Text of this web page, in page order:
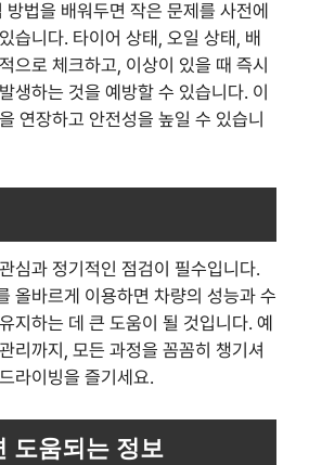
방법을 배워두면 작은 문제를 사전에
습니다. 타이어 상태, 오일 상태, 배
으로 체크하고, 이상이 있을 때 즉시
생하는 것을 예방할 수 있습니다. 이
연장하고 안전성을 높일 수 있습니
심과 정기적인 점검이 필수입니다.
올바르게 이용하면 차량의 성능과 수
지하는 데 큰 도움이 될 것입니다. 예
리까지, 모든 과정을 꼼꼼히 챙기셔
라이빙을 즐기세요.
도움되는 정보